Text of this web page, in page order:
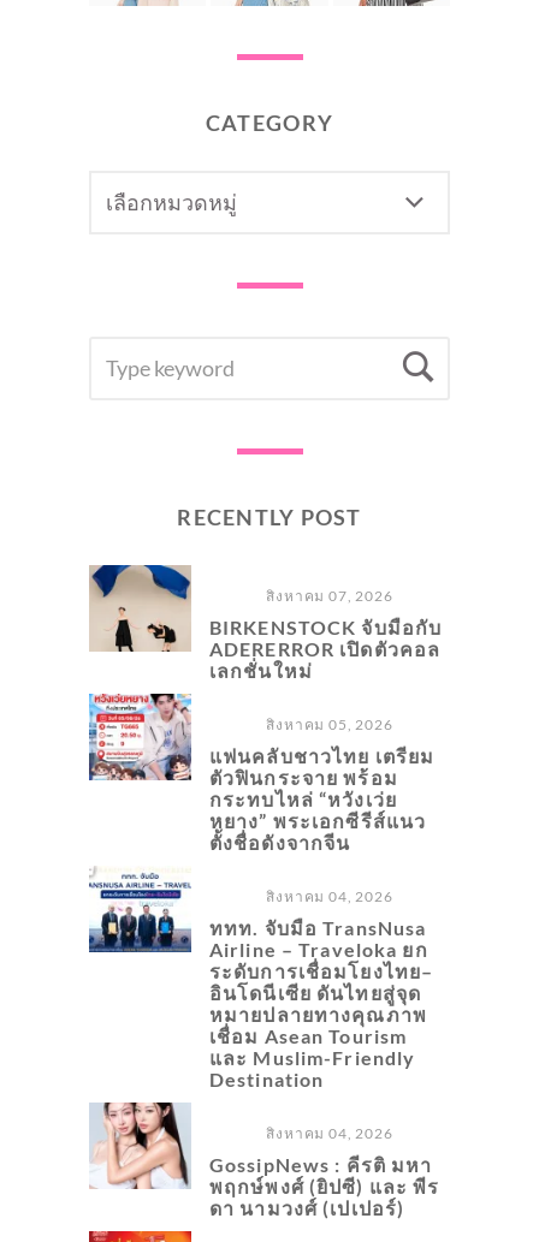
CATEGORY
FOR:
RECENTLY POST
สิงหาคม 07, 2026
BIRKENSTOCK จับมือกับ
ADERERROR เปิดตัวคอล
เลกชั่นใหม่
สิงหาคม 05, 2026
แฟนคลับชาวไทย เตรียม
ตัวฟินกระจาย พร้อม
กระทบไหล่ “หวังเว่ย
หยาง” พระเอกซีรีส์แนว
ตั้งชื่อดังจากจีน
สิงหาคม 04, 2026
ททท. จับมือ TransNusa
Airline – Traveloka ยก
ระดับการเชื่อมโยงไทย–
อินโดนีเซีย ดันไทยสู่จุด
หมายปลายทางคุณภาพ
เชื่อม Asean Tourism
และ Muslim-Friendly
Destination
สิงหาคม 04, 2026
GossipNews : คีรติ มหา
พฤกษ์พงศ์ (ยิปซี) และ พีร
ดา นามวงศ์ (เปเปอร์)